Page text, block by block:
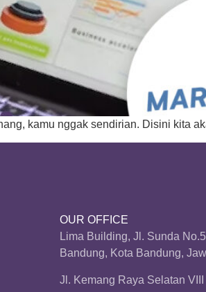
kamu nggak sendirian. Disini kita
OUR OFFICE
Lima Building, Jl. Sunda
Bandung, Kota Bandung,
Jl. Kemang Raya Selatan